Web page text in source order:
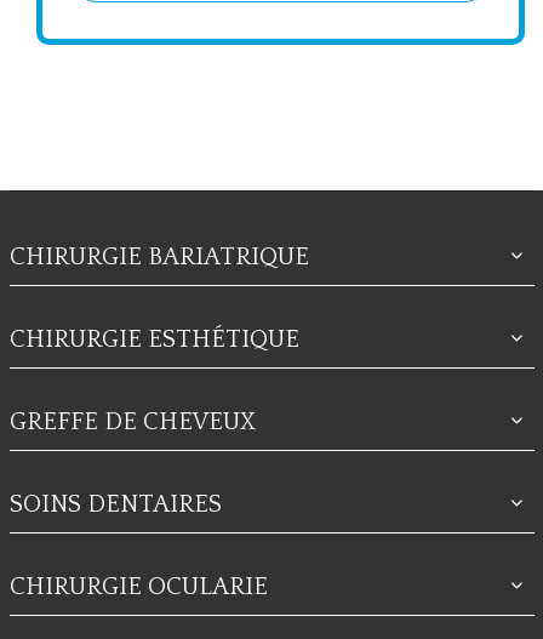
CHIRURGIE BARIATRIQUE
CHIRURGIE ESTHÉTIQUE
GREFFE DE CHEVEUX
SOINS DENTAIRES
CHIRURGIE OCULARIE